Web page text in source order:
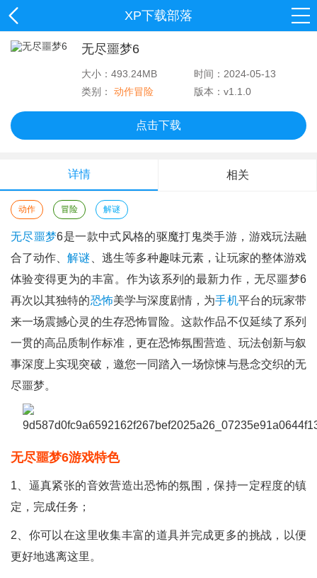
XP下载部落
无尽噩梦6
大小：493.24MB
时间：2024-05-13
类别： 动作冒险 版本：v1.1.0
点击下载
详情 相关
动作 冒险 解谜
无尽噩梦6是一款中式风格的驱魔打鬼类手游，游戏玩法融
合了动作、解谜 、逃生等多种趣味元素，让玩家的整体游戏
体验变得更为的丰富。作为该系列的最新力作，无尽噩梦6
再次以其独特的恐怖美学与深度剧情，为手机平台的玩家带
来一场震撼心灵的生存恐怖冒险。这款作品不仅延续了系列
一贯的高品质制作标准，更在恐怖氛围营造、玩法创新与叙
事深度上实现突破，邀您一同踏入一场惊悚与悬念交织的无
尽噩梦。
无尽噩梦6游戏特色
1、逼真紧张的音效营造出恐怖的氛围，保持一定程度的镇
定，完成任务；
2、你可以在这里收集丰富的道具并完成更多的挑战，以便
更好地逃离这里。